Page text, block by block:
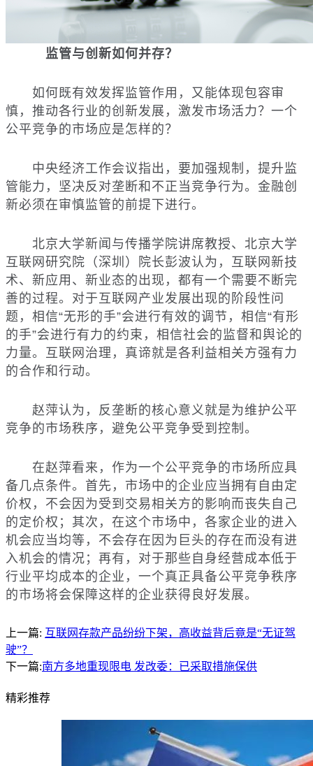
监管与创新如何并存？
如何既有效发挥监管作用，又能体现包容审
慎，推动各行业的创新发展，激发市场活力？一个
公平竞争的市场应是怎样的？
中央经济工作会议指出，要加强规制，提升监
管能力，坚决反对垄断和不正当竞争行为。金融创
新必须在审慎监管的前提下进行。
北京大学新闻与传播学院讲席教授、北京大学
互联网研究院（深圳）院长彭波认为，互联网新技
术、新应用、新业态的出现，都有一个需要不断完
善的过程。对于互联网产业发展出现的阶段性问
题，相信“无形的手”会进行有效的调节，相信“有形
的手”会进行有力的约束，相信社会的监督和舆论的
力量。互联网治理，真谛就是各利益相关方强有力
的合作和行动。
赵萍认为，反垄断的核心意义就是为维护公平
竞争的市场秩序，避免公平竞争受到控制。
在赵萍看来，作为一个公平竞争的市场所应具
备几点条件。首先，市场中的企业应当拥有自由定
价权，不会因为受到交易相关方的影响而丧失自己
的定价权；其次，在这个市场中，各家企业的进入
机会应当均等，不会存在因为巨头的存在而没有进
入机会的情况；再有，对于那些自身经营成本低于
行业平均成本的企业，一个真正具备公平竞争秩序
的市场将会保障这样的企业获得良好发展。
上一篇: 互联网存款产品纷纷下架，高收益背后竟是“无证驾
驶”？
下一篇:南方多地重现限电 发改委：已采取措施保供
精彩推荐